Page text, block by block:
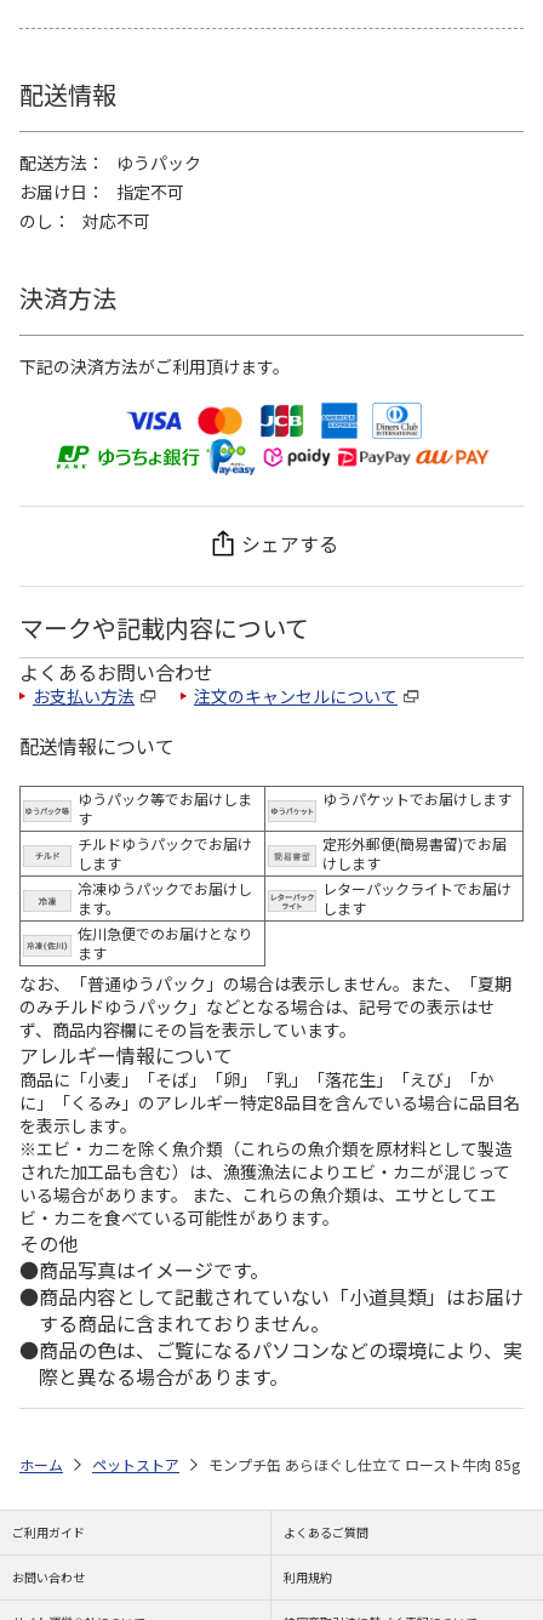
配送情報
配送方法
ゆうパック
お届け日
指定不可
のし
対応不可
決済方法
下記の決済方法がご利用頂けます。
シェアする
マークや記載内容について
よくあるお問い合わせ
お支払い方法 注文のキャンセルについて
配送情報について
ゆうパック等でお届けしま
す
ゆうパケットでお届けします
チルドゆうパックでお届け
します
定形外郵便(簡易書留)でお届
けします
冷凍ゆうパックでお届けし
ます。
レターパックライトでお届け
します
佐川急便でのお届けとなり
ます
なお、「普通ゆうパック」の場合は表示しません。また、「夏期
のみチルドゆうパック」などとなる場合は、記号での表示はせ
ず、商品内容欄にその旨を表示しています。
アレルギー情報について
商品に「小麦」「そば」「卵」「乳」「落花生」「えび」「か
に」「くるみ」のアレルギー特定8品目を含んでいる場合に品目名
を表示します。
※エビ・カニを除く魚介類（これらの魚介類を原材料として製造
された加工品も含む）は、漁獲漁法によりエビ・カニが混じって
いる場合があります。 また、これらの魚介類は、エサとしてエ
ビ・カニを食べている可能性があります。
その他
商品写真はイメージです。
商品内容として記載されていない「小道具類」はお届け
する商品に含まれておりません。
商品の色は、ご覧になるパソコンなどの環境により、実
際と異なる場合があります。
ホーム ペットストア モンプチ缶 あらほぐし仕立て ロースト牛肉 85g
ご利用ガイド よくあるご質問
お問い合わせ 利用規約